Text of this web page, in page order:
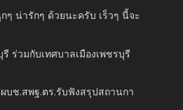
ๆ น่ารักๆ ด้วยนะครับ เร็วๆ นี้จะ
ร่วมกับเทศบาลเมืองเพชรบุรี
บช.สพฐ.ตร.รับฟังสรุปสถานกา